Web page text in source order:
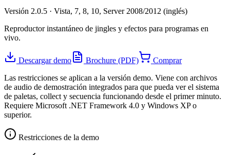
Versión 2.0.5 · Vista, 7, 8, 10, Server 2008/2012 (inglés)
Reproductor instantáneo de jingles y efectos para programas en
vivo.
Descargar demo Brochure (PDF)
Comprar
Las restricciones se aplican a la versión demo. Viene con archivos
de audio de demostración integrados para que pueda ver el sistema
de paletas, collect y secuencia funcionando desde el primer minuto.
Requiere Microsoft .NET Framework 4.0 y Windows XP o
superior.
Restricciones de la demo